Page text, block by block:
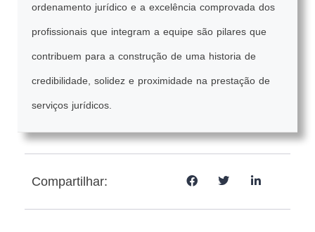
ordenamento jurídico e a excelência comprovada dos
profissionais que integram a equipe são pilares que
contribuem para a construção de uma historia de
credibilidade, solidez e proximidade na prestação de
serviços jurídicos.
Compartilhar: